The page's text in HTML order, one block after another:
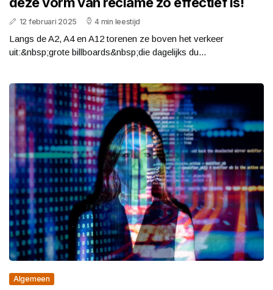
12 februari 2025 4 min leestijd
Langs de A2, A4 en A12 torenen ze boven het verkeer
uit:&nbsp;grote billboards&nbsp;die dagelijks du...
Algemeen